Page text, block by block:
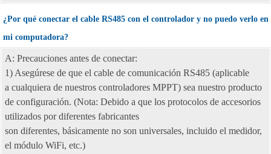
¿Por qué conectar el cable RS485 con el controlador y no puedo verlo en
mi computadora?
A: Precauciones antes de conectar:
1) Asegúrese de que el cable de comunicación RS485 (aplicable
a cualquiera de nuestros controladores MPPT) sea nuestro producto
de configuración. (Nota: Debido a que los protocolos de accesorios
utilizados por diferentes fabricantes
son diferentes, básicamente no son universales, incluido el medidor,
el módulo WiFi, etc.)